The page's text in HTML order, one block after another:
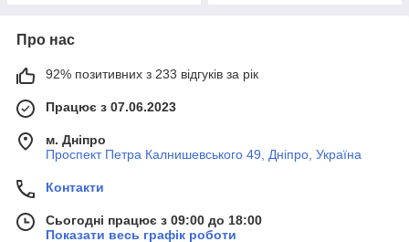
Про нас
92% позитивних з 233 відгуків за рік
Працює з 07.06.2023
м. Дніпро
Проспект Петра Калнишевського 49, Дніпро, Україна
Контакти
Сьогодні працює з 09:00 до 18:00
Показати весь графік роботи